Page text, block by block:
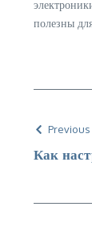
полезны
Как